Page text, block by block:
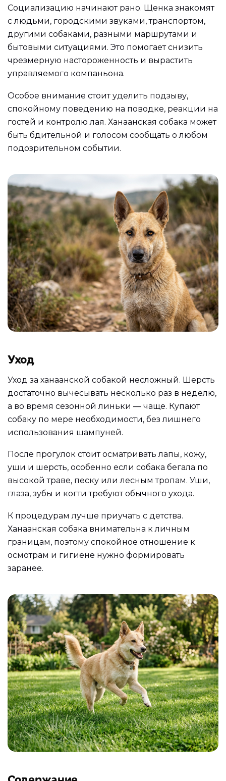
Социализацию начинают рано. Щенка знакомят
с людьми, городскими звуками, транспортом,
другими собаками, разными маршрутами и
бытовыми ситуациями. Это помогает снизить
чрезмерную настороженность и вырастить
управляемого компаньона.
Особое внимание стоит уделить подзыву,
спокойному поведению на поводке, реакции на
гостей и контролю лая. Ханаанская собака может
быть бдительной и голосом сообщать о любом
подозрительном событии.
Уход
Уход за ханаанской собакой несложный. Шерсть
достаточно вычесывать несколько раз в неделю,
а во время сезонной линьки — чаще. Купают
собаку по мере необходимости, без лишнего
использования шампуней.
После прогулок стоит осматривать лапы, кожу,
уши и шерсть, особенно если собака бегала по
высокой траве, песку или лесным тропам. Уши,
глаза, зубы и когти требуют обычного ухода.
К процедурам лучше приучать с детства.
Ханаанская собака внимательна к личным
границам, поэтому спокойное отношение к
осмотрам и гигиене нужно формировать
заранее.